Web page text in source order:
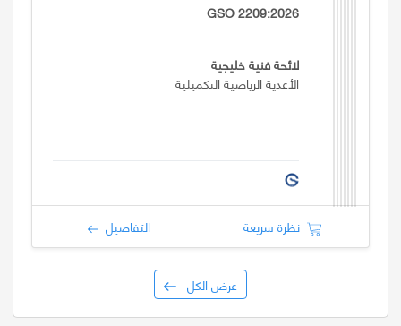
GSO 2209:2026
لائحة فنية خليجية
الأغذية الرياضية التكميلية
نظرة سريعة التفاصيل
عرض الكل